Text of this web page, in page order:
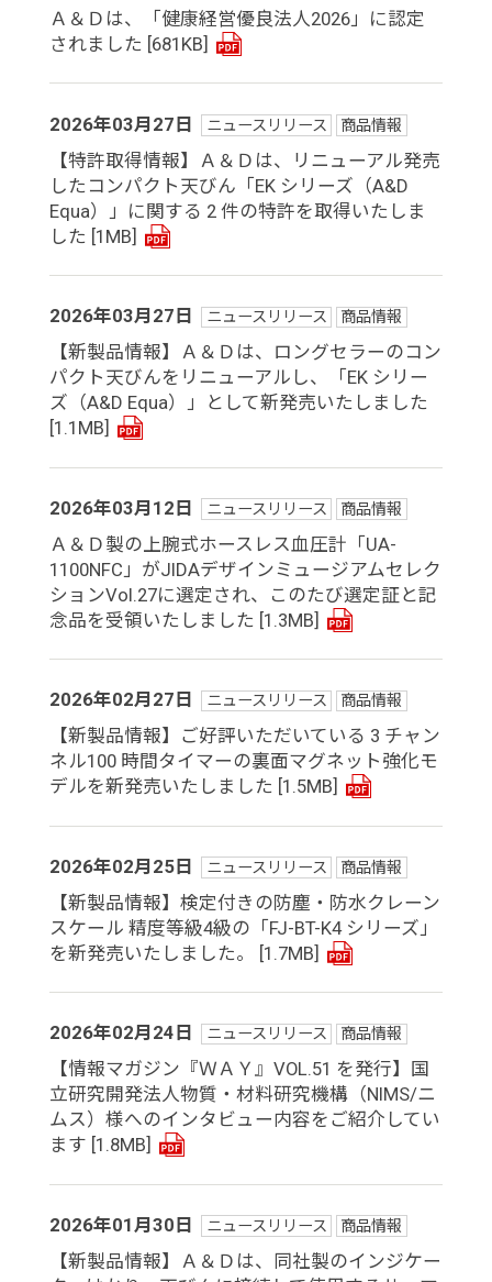
Ａ＆Ｄは、「健康経営優良法人2026」に認定
されました [681KB]
2026年03月27日 ニュースリリース 商品情報
【特許取得情報】Ａ＆Ｄは、リニューアル発売
したコンパクト天びん「EK シリーズ（A&D
Equa）」に関する 2 件の特許を取得いたしま
した [1MB]
2026年03月27日 ニュースリリース 商品情報
【新製品情報】Ａ＆Ｄは、ロングセラーのコン
パクト天びんをリニューアルし、「EK シリー
ズ（A&D Equa）」として新発売いたしました
[1.1MB]
2026年03月12日 ニュースリリース 商品情報
Ａ＆Ｄ製の上腕式ホースレス血圧計「UA-
1100NFC」がJIDAデザインミュージアムセレク
ションVol.27に選定され、このたび選定証と記
念品を受領いたしました [1.3MB]
2026年02月27日 ニュースリリース 商品情報
【新製品情報】ご好評いただいている 3 チャン
ネル100 時間タイマーの裏面マグネット強化モ
デルを新発売いたしました [1.5MB]
2026年02月25日 ニュースリリース 商品情報
【新製品情報】検定付きの防塵・防水クレーン
スケール 精度等級4級の「FJ-BT-K4 シリーズ」
を新発売いたしました。
[1.7MB]
2026年02月24日 ニュースリリース 商品情報
【情報マガジン『ＷＡＹ』VOL.51 を発行】国
立研究開発法人物質・材料研究機構（NIMS/ニ
ムス）様へのインタビュー内容をご紹介してい
ます [1.8MB]
2026年01月30日 ニュースリリース 商品情報
【新製品情報】Ａ＆Ｄは、同社製のインジケー